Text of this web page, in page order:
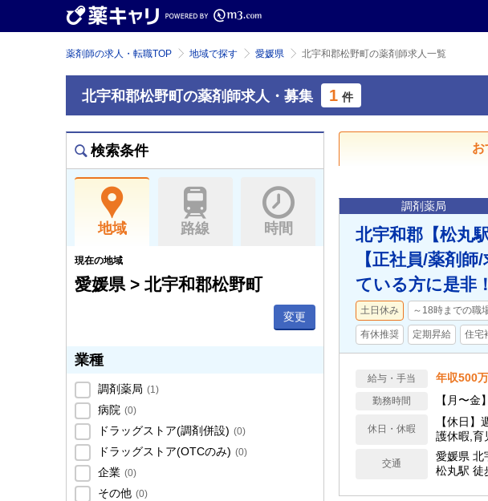
薬剤師の求人・転職TOP 地域で探す 愛媛県 北宇和郡松野町の薬剤師求人一覧
北宇和郡松野町の薬剤師求人・募集 1 件
検索条件
地域 路線 時間
現在の地域
愛媛県 > 北宇和郡松野町
変更
業種
調剤薬局 (1)
病院 (0)
ドラッグストア(調剤併設) (0)
ドラッグストア(OTCのみ) (0)
企業 (0)
その他 (0)
お
調剤薬局
北宇和郡【松丸
【正社員/薬剤
ている方に是非！
土日休み ～18時までの職
有休推奨 定期昇給 住宅
給与・手当 年収500
勤務時間 【月〜
休日・休暇
【休日
護休暇,
交通
愛媛県 北
松丸駅 徒